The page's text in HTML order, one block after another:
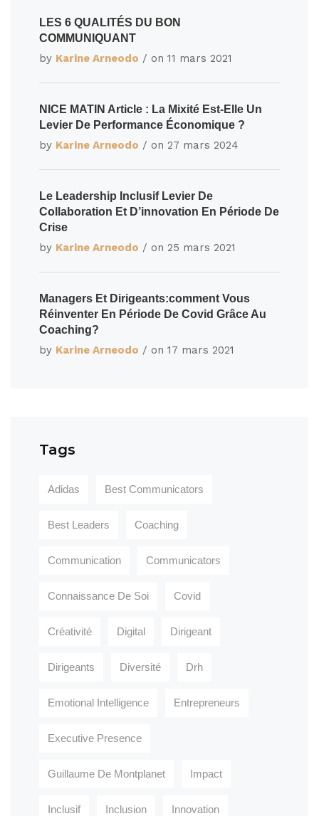
LES 6 QUALITÉS DU BON
COMMUNIQUANT
by Karine Arneodo / on 11 mars 2021
NICE MATIN Article : La Mixité Est-Elle Un
Levier De Performance Économique ?
by Karine Arneodo / on 27 mars 2024
Le Leadership Inclusif Levier De
Collaboration Et D’innovation En Période De
Crise
by Karine Arneodo / on 25 mars 2021
Managers Et Dirigeants:comment Vous
Réinventer En Période De Covid Grâce Au
Coaching?
by Karine Arneodo / on 17 mars 2021
Tags
Adidas Best Communicators
Best Leaders Coaching
Communication Communicators
Connaissance De Soi Covid
Créativité Digital Dirigeant
Dirigeants Diversité Drh
Emotional Intelligence Entrepreneurs
Executive Presence
Guillaume De Montplanet Impact
Inclusif Inclusion Innovation